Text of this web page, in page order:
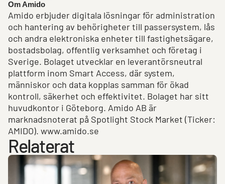
Om Amido
Amido erbjuder digitala lösningar för administration
och hantering av behörigheter till passersystem, lås
och andra elektroniska enheter till fastighetsägare,
bostadsbolag, offentlig verksamhet och företag i
Sverige. Bolaget utvecklar en leverantörsneutral
plattform inom Smart Access, där system,
människor och data kopplas samman för ökad
kontroll, säkerhet och effektivitet. Bolaget har sitt
huvudkontor i Göteborg. Amido AB är
marknadsnoterat på Spotlight Stock Market (Ticker:
AMIDO). www.amido.se
Relaterat